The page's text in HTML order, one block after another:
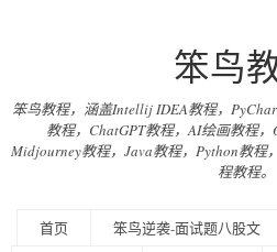
笨鸟
笨鸟教程，涵盖Intellij IDEA教程，
教程，ChatGPT教程，AI绘画教程，
Midjourney教程，Java教程，Python教程
程教程。
首页 笨鸟逆袭-面试题八股文